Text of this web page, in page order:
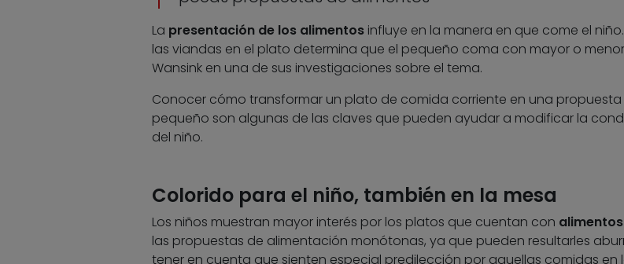
La presentación de los alimentosinfluye en la manera en que come el
las viandas en el plato determina que el pequeño coma con mayor o
Wansink en una de sus investigaciones sobre el tema.
Conocer cómo transformar un plato de comida corriente en una
pequeño son algunas de las claves que pueden ayudar a modificar la
del niño.
Colorido para el niño, también en la mesa
Los niños muestran mayor interés por los platos que cuentan con
las propuestas de alimentación monótonas, ya que pueden resultarles
tener en cuenta que sienten especial predilección por aquellas comidas en